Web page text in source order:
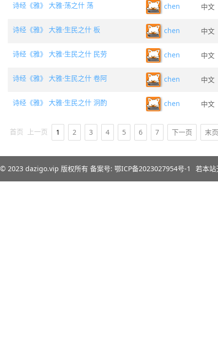
诗经《雅》 大雅·荡之什 荡 chen 中文
诗经《雅》 大雅·生民之什 板 chen 中文
诗经《雅》 大雅·生民之什 民劳 chen 中文
诗经《雅》 大雅·生民之什 卷阿 chen 中文
诗经《雅》 大雅·生民之什 泂酌 chen 中文
首页 上一页 1 2 3 4 5 6 7 下一页 末页
© 2023 dazigo.vip 版权所有 备案号: 鄂ICP备2023027954号-1 若本